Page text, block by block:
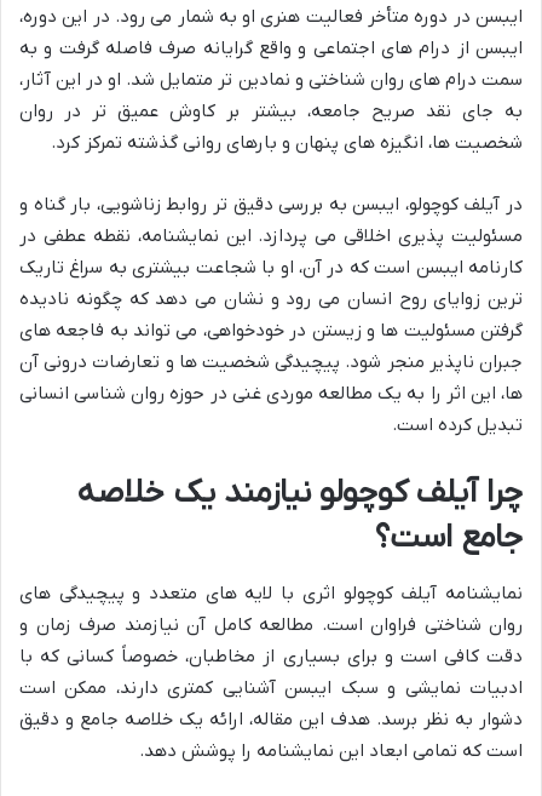
ایبسن در دوره متأخر فعالیت هنری او به شمار می رود. در این دوره،
ایبسن از درام های اجتماعی و واقع گرایانه صرف فاصله گرفت و به
سمت درام های روان شناختی و نمادین تر متمایل شد. او در این آثار،
به جای نقد صریح جامعه، بیشتر بر کاوش عمیق تر در روان
شخصیت ها، انگیزه های پنهان و بارهای روانی گذشته تمرکز کرد.
در آیلف کوچولو، ایبسن به بررسی دقیق تر روابط زناشویی، بار گناه و
مسئولیت پذیری اخلاقی می پردازد. این نمایشنامه، نقطه عطفی در
کارنامه ایبسن است که در آن، او با شجاعت بیشتری به سراغ تاریک
ترین زوایای روح انسان می رود و نشان می دهد که چگونه نادیده
گرفتن مسئولیت ها و زیستن در خودخواهی، می تواند به فاجعه های
جبران ناپذیر منجر شود. پیچیدگی شخصیت ها و تعارضات درونی آن
ها، این اثر را به یک مطالعه موردی غنی در حوزه روان شناسی انسانی
تبدیل کرده است.
چرا آیلف کوچولو نیازمند یک خلاصه
جامع است؟
نمایشنامه آیلف کوچولو اثری با لایه های متعدد و پیچیدگی های
روان شناختی فراوان است. مطالعه کامل آن نیازمند صرف زمان و
دقت کافی است و برای بسیاری از مخاطبان، خصوصاً کسانی که با
ادبیات نمایشی و سبک ایبسن آشنایی کمتری دارند، ممکن است
دشوار به نظر برسد. هدف این مقاله، ارائه یک خلاصه جامع و دقیق
است که تمامی ابعاد این نمایشنامه را پوشش دهد.